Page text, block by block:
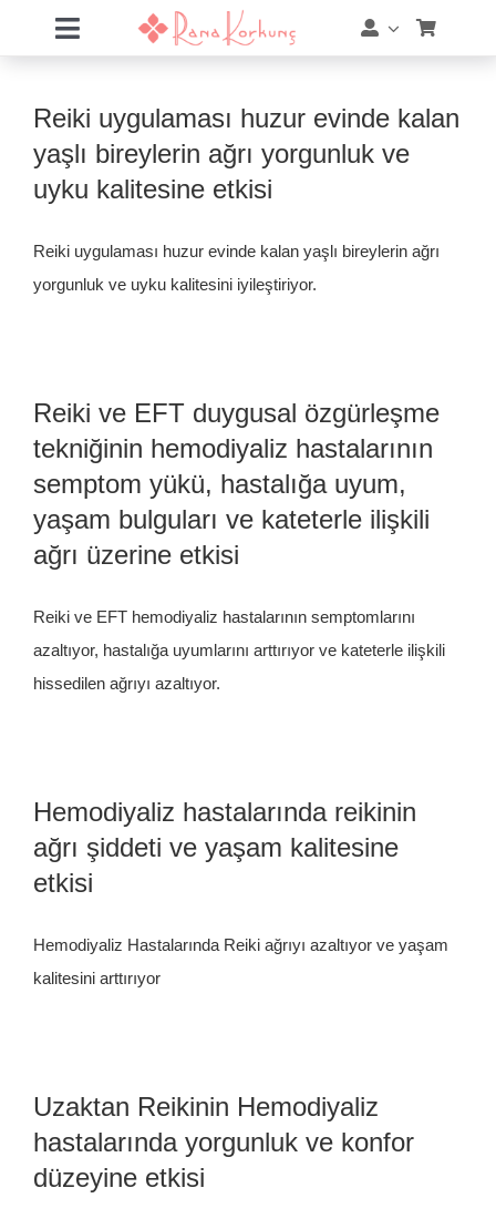
Toggle
Hizmetler
Eğitimler
Blog
İletişim
Reiki uygulaması huzur evinde kalan
yaşlı bireylerin ağrı yorgunluk ve
uyku kalitesine etkisi
Reiki uygulaması huzur evinde kalan yaşlı bireylerin ağrı
yorgunluk ve uyku kalitesini iyileştiriyor.
Reiki ve EFT duygusal özgürleşme
tekniğinin hemodiyaliz hastalarının
semptom yükü, hastalığa uyum,
yaşam bulguları ve kateterle ilişkili
ağrı üzerine etkisi
Reiki ve EFT hemodiyaliz hastalarının semptomlarını
azaltıyor, hastalığa uyumlarını arttırıyor ve kateterle ilişkili
hissedilen ağrıyı azaltıyor.
Hemodiyaliz hastalarında reikinin
ağrı şiddeti ve yaşam kalitesine
etkisi
Hemodiyaliz Hastalarında Reiki ağrıyı azaltıyor ve yaşam
kalitesini arttırıyor
Uzaktan Reikinin Hemodiyaliz
hastalarında yorgunluk ve konfor
düzeyine etkisi